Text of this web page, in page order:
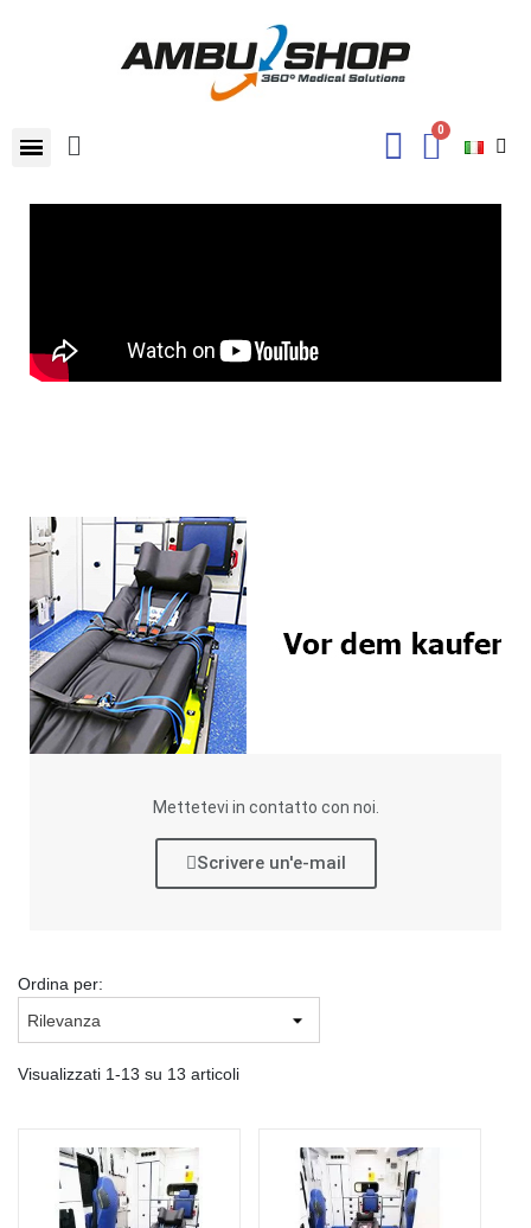
Mettetevi in contatto con noi.
Scrivere un'e-mail
Ordina per:
Visualizzati 1-13 su 13 articoli